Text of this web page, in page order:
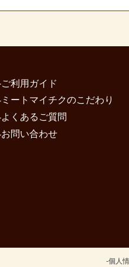
ご利用ガイド
ミートマイチクのこだわり
よくあるご質問
お問い合わせ
個人